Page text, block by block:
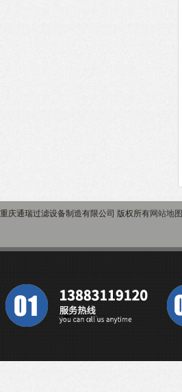
重庆通瑞过滤设备制造有限公司 版权所有网站地图